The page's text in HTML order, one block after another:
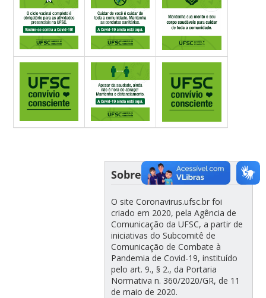
Sobre
O site Coronavirus.ufsc.br foi
criado em 2020, pela Agência de
Comunicação da UFSC, a partir de
iniciativas do Subcomitê de
Comunicação de Combate à
Pandemia de Covid-19, instituído
pelo art. 9., § 2., da Portaria
Normativa n. 360/2020/GR, de 11
de maio de 2020.